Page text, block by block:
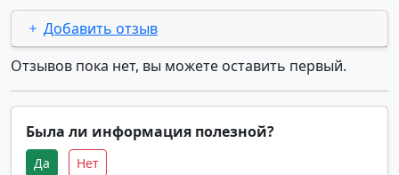
Добавить отзыв
Отзывов пока нет, вы можете оставить первый.
Была ли информация полезной?
Да Нет